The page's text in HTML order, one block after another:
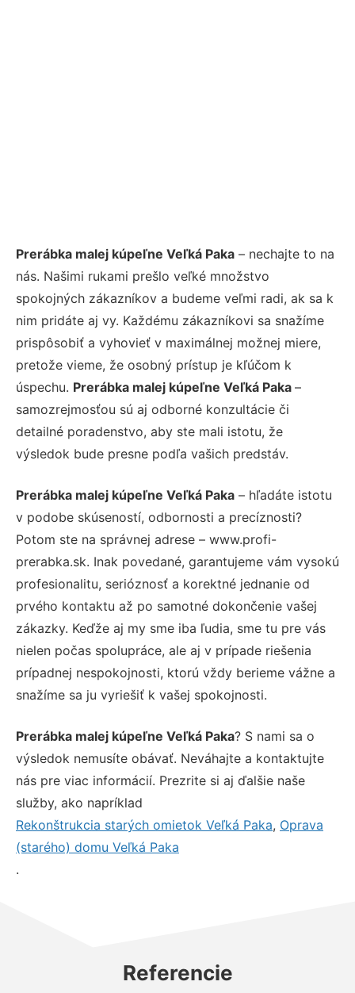
Prerábka malej kúpeľne Veľká Paka – nechajte to na
nás. Našimi rukami prešlo veľké množstvo
spokojných zákazníkov a budeme veľmi radi, ak sa k
nim pridáte aj vy. Každému zákazníkovi sa snažíme
prispôsobiť a vyhovieť v maximálnej možnej miere,
pretože vieme, že osobný prístup je kľúčom k
úspechu. Prerábka malej kúpeľne Veľká Paka –
samozrejmosťou sú aj odborné konzultácie či
detailné poradenstvo, aby ste mali istotu, že
výsledok bude presne podľa vašich predstáv.
Prerábka malej kúpeľne Veľká Paka – hľadáte istotu
v podobe skúseností, odbornosti a precíznosti?
Potom ste na správnej adrese – www.profi-
prerabka.sk. Inak povedané, garantujeme vám vysokú
profesionalitu, serióznosť a korektné jednanie od
prvého kontaktu až po samotné dokončenie vašej
zákazky. Keďže aj my sme iba ľudia, sme tu pre vás
nielen počas spolupráce, ale aj v prípade riešenia
prípadnej nespokojnosti, ktorú vždy berieme vážne a
snažíme sa ju vyriešiť k vašej spokojnosti.
Prerábka malej kúpeľne Veľká Paka? S nami sa o
výsledok nemusíte obávať. Neváhajte a kontaktujte
nás pre viac informácií. Prezrite si aj ďalšie naše
služby, ako napríklad
Rekonštrukcia starých omietok Veľká Paka, Oprava
(starého) domu Veľká Paka
.
Referencie